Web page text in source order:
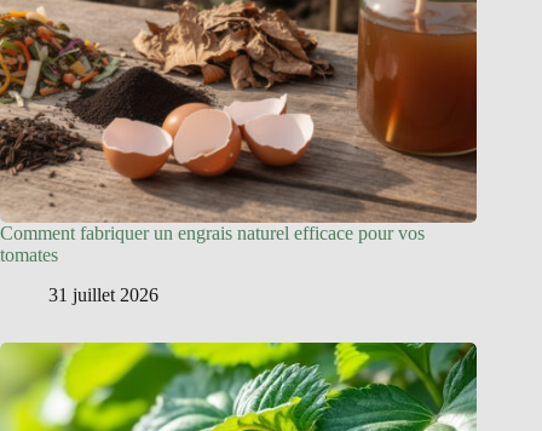
Comment fabriquer un engrais naturel efficace pour vos
tomates
31 juillet 2026